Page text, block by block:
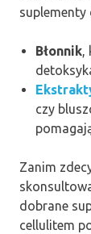
suplementy
Błonnik,
czy
Zanim
dobrane
cellulitem